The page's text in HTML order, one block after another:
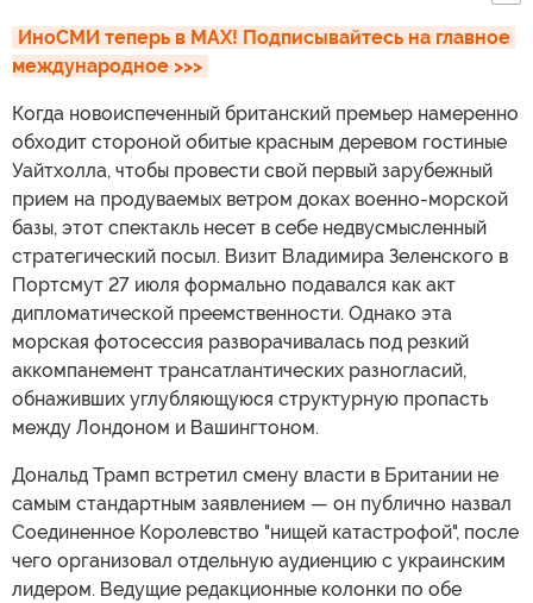
ИноСМИ теперь в MAX! Подписывайтесь на главное
международное >>>
Когда новоиспеченный британский премьер намеренно
обходит стороной обитые красным деревом гостиные
Уайтхолла, чтобы провести свой первый зарубежный
прием на продуваемых ветром доках военно-морской
базы, этот спектакль несет в себе недвусмысленный
стратегический посыл. Визит Владимира Зеленского в
Портсмут 27 июля формально подавался как акт
дипломатической преемственности. Однако эта
морская фотосессия разворачивалась под резкий
аккомпанемент трансатлантических разногласий,
обнаживших углубляющуюся структурную пропасть
между Лондоном и Вашингтоном.
Дональд Трамп встретил смену власти в Британии не
самым стандартным заявлением — он публично назвал
Соединенное Королевство "нищей катастрофой", после
чего организовал отдельную аудиенцию с украинским
лидером. Ведущие редакционные колонки по обе